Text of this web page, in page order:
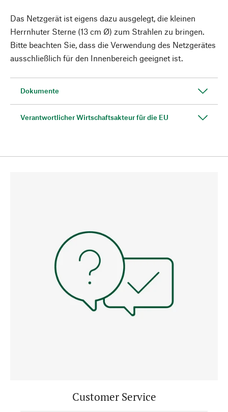
Das Netzgerät ist eigens dazu ausgelegt, die kleinen
Herrnhuter Sterne (13 cm Ø) zum Strahlen zu bringen.
Bitte beachten Sie, dass die Verwendung des Netzgerätes
ausschließlich für den Innenbereich geeignet ist.
Dokumente
Verantwortlicher Wirtschaftsakteur für die EU
Customer Service